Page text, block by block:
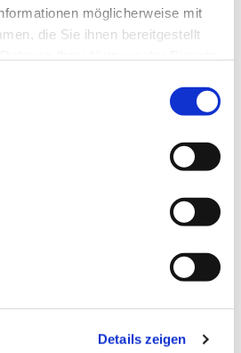
möglicherweise mit
die Sie ihnen bereitgestellt
Details zeigen
Elison05251/7096040